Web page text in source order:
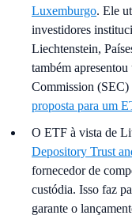
Luxemburgo. Ele
investidores
Liechtenstein,
também
Commission
proposta para um
O ETF à vista de
Depository Trust
fornecedor de
custódia. Isso faz
garante o